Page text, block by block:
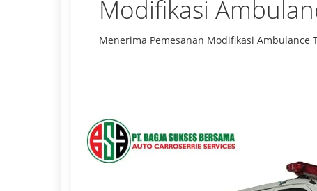
Modifikasi
Menerima Pemesanan Modifikasi Ambulance